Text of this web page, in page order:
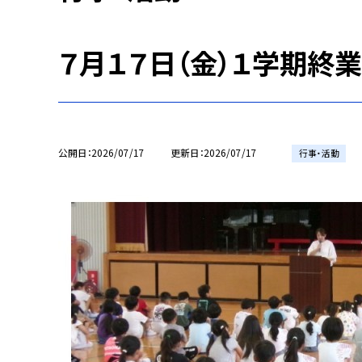
７月１７日（金）１学期終
公開日 2026/07/17 更新日 2026/07/17 行事・活動